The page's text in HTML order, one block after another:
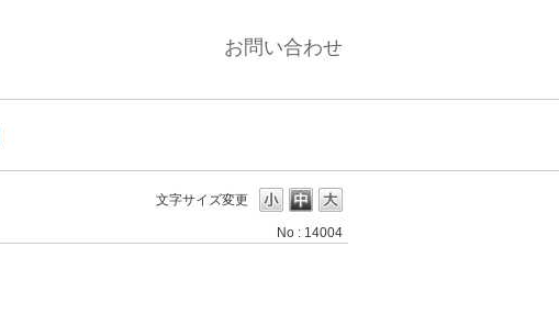
お問い合わせ
文字サイズ変更
No : 14004